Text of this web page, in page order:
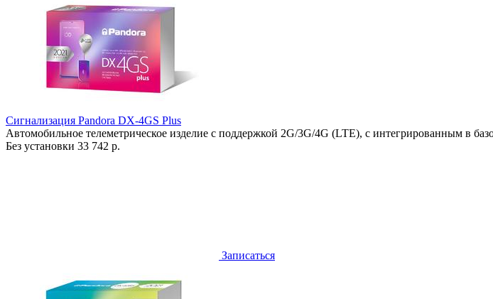
Сигнализация Pandora DX-4GS Plus
Автомобильное телеметрическое изделие с поддержкой 2G/3G/4G (LTE), с интегрированным в
Без установки 33 742 р.
Записаться